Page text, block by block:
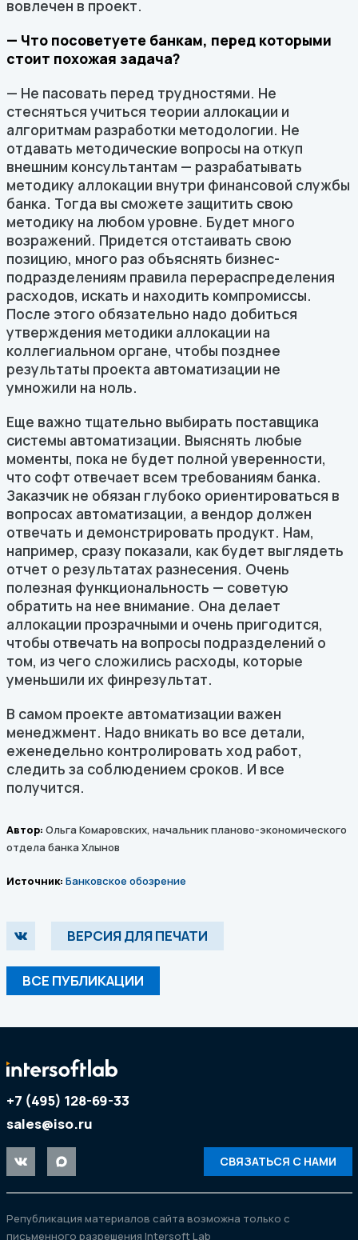
вовлечен в проект.
— Что посоветуете банкам, перед которыми
стоит похожая задача?
— Не пасовать перед трудностями. Не
стесняться учиться теории аллокации и
алгоритмам разработки методологии. Не
отдавать методические вопросы на откуп
внешним консультантам — разрабатывать
методику аллокации внутри финансовой службы
банка. Тогда вы сможете защитить свою
методику на любом уровне. Будет много
возражений. Придется отстаивать свою
позицию, много раз объяснять бизнес-
подразделениям правила перераспределения
расходов, искать и находить компромиссы.
После этого обязательно надо добиться
утверждения методики аллокации на
коллегиальном органе, чтобы позднее
результаты проекта автоматизации не
умножили на ноль.
Еще важно тщательно выбирать поставщика
системы автоматизации. Выяснять любые
моменты, пока не будет полной уверенности,
что софт отвечает всем требованиям банка.
Заказчик не обязан глубоко ориентироваться в
вопросах автоматизации, а вендор должен
отвечать и демонстрировать продукт. Нам,
например, сразу показали, как будет выглядеть
отчет о результатах разнесения. Очень
полезная функциональность — советую
обратить на нее внимание. Она делает
аллокации прозрачными и очень пригодится,
чтобы отвечать на вопросы подразделений о
том, из чего сложились расходы, которые
уменьшили их финрезультат.
В самом проекте автоматизации важен
менеджмент. Надо вникать во все детали,
еженедельно контролировать ход работ,
следить за соблюдением сроков. И все
получится.
Автор: Ольга Комаровских, начальник планово-экономического
отдела банка Хлынов
Источник: Банковское обозрение
ВЕРСИЯ ДЛЯ ПЕЧАТИ
ВСЕ ПУБЛИКАЦИИ
+7 (495) 128-69-33
sales@iso.ru
СВЯЗАТЬСЯ С НАМИ
Републикация материалов сайта возможна только с
письменного разрешения Intersoft Lab